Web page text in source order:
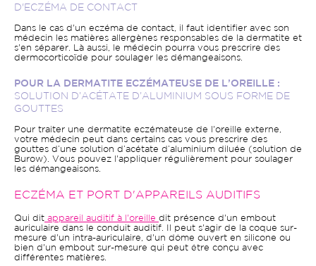
D'ECZÉMA DE CONTACT
Dans le cas d'un eczéma de contact, il faut identifier avec son
médecin les matières allergènes responsables de la dermatite et
s'en séparer. Là aussi, le médecin pourra vous prescrire des
dermocorticoïde pour soulager les démangeaisons.
POUR LA DERMATITE ECZÉMATEUSE DE L’OREILLE :
SOLUTION D’ACÉTATE D’ALUMINIUM SOUS FORME DE
GOUTTES
Pour traiter une dermatite eczémateuse de l'oreille externe,
votre médecin peut dans certains cas vous prescrire des
gouttes d’une solution d’acétate d’aluminium diluée (solution de
Burow). Vous pouvez l'appliquer régulièrement pour soulager
les démangeaisons.
ECZÉMA ET PORT D'APPAREILS AUDITIFS
Qui dit appareil auditif à l'oreille dit présence d'un embout
auriculaire dans le conduit auditif. Il peut s'agir de la coque sur-
mesure d'un intra-auriculaire, d'un dôme ouvert en silicone ou
bien d'un embout sur-mesure qui peut être conçu avec
différentes matières.